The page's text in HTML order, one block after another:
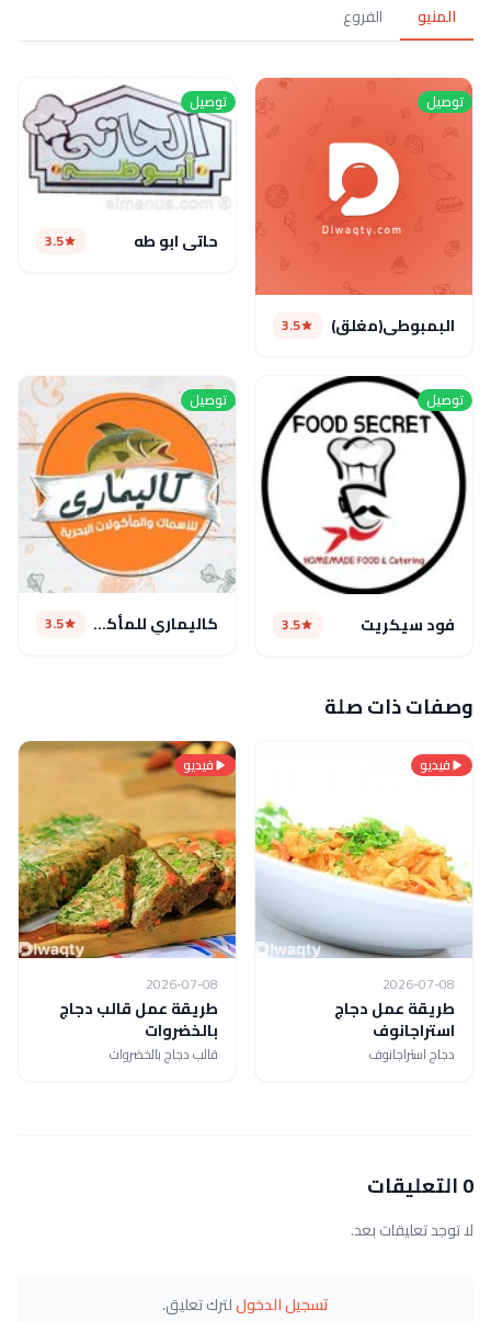
المنيو الفروع
توصيل
البمبوطى(مغلق) 3.5
توصيل
حاتي ابو طه 3.5
توصيل
فود سيكريت 3.5
توصيل
كاليماري للمأكولات البحرية 3.5
وصفات ذات صلة
فيديو
2026-07-08
طريقة عمل دجاج
استراجانوف
دجاج استراجانوف
فيديو
2026-07-08
طريقة عمل قالب دجاج
بالخضروات
قالب دجاج بالخضروات
0 التعليقات
لا توجد تعليقات بعد.
تسجيل الدخوللترك تعليق.